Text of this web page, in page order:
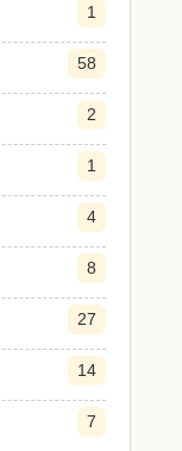
1
58
2
1
4
8
27
14
7